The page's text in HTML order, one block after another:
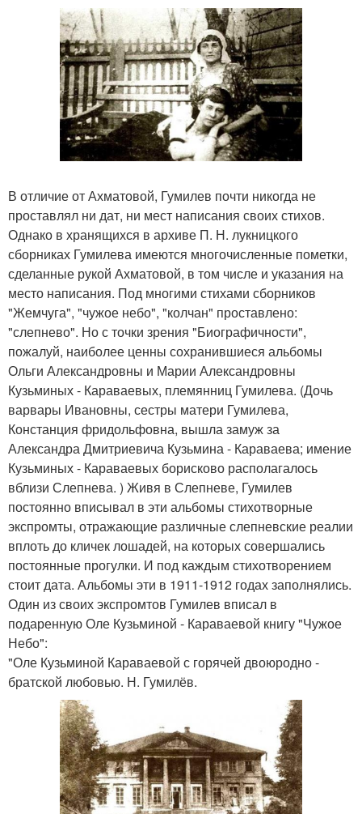
В отличие от Ахматовой, Гумилев почти никогда не
проставлял ни дат, ни мест написания своих стихов.
Однако в хранящихся в архиве П. Н. лукницкого
сборниках Гумилева имеются многочисленные пометки,
сделанные рукой Ахматовой, в том числе и указания на
место написания. Под многими стихами сборников
"Жемчуга", "чужое небо", "колчан" проставлено:
"слепнево". Но с точки зрения "Биографичности",
пожалуй, наиболее ценны сохранившиеся альбомы
Ольги Александровны и Марии Александровны
Кузьминых - Караваевых, племянниц Гумилева. (Дочь
варвары Ивановны, сестры матери Гумилева,
Констанция фридольфовна, вышла замуж за
Александра Дмитриевича Кузьмина - Караваева; имение
Кузьминых - Караваевых борисково располагалось
вблизи Слепнева. ) Живя в Слепневе, Гумилев
постоянно вписывал в эти альбомы стихотворные
экспромты, отражающие различные слепневские реалии
вплоть до кличек лошадей, на которых совершались
постоянные прогулки. И под каждым стихотворением
стоит дата. Альбомы эти в 1911-1912 годах заполнялись.
Один из своих экспромтов Гумилев вписал в
подаренную Оле Кузьминой - Караваевой книгу "Чужое
Небо":
"Оле Кузьминой Караваевой с горячей двоюродно -
братской любовью. Н. Гумилёв.